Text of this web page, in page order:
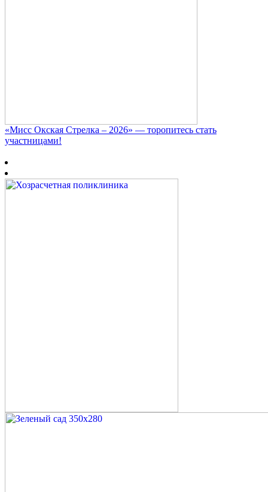
«Мисс Окская Стрелка – 2026» — торопитесь стать
участницами!